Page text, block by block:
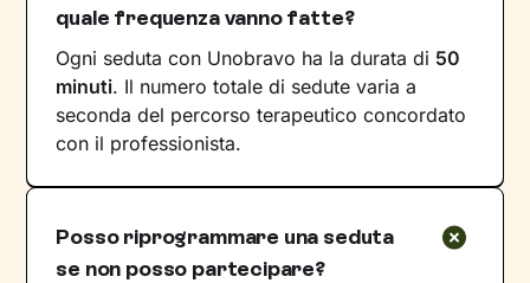
quale frequenza vanno fatte?
Ogni seduta con Unobravo ha la durata di 50
minuti. Il numero totale di sedute varia a
seconda del percorso terapeutico concordato
con il professionista.
Posso riprogrammare una seduta
se non posso partecipare?